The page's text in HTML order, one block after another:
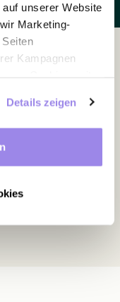
unserer Website
Marketing-
Kampagnen
jederzeit – auch
Du zulässt und
Details zeigen